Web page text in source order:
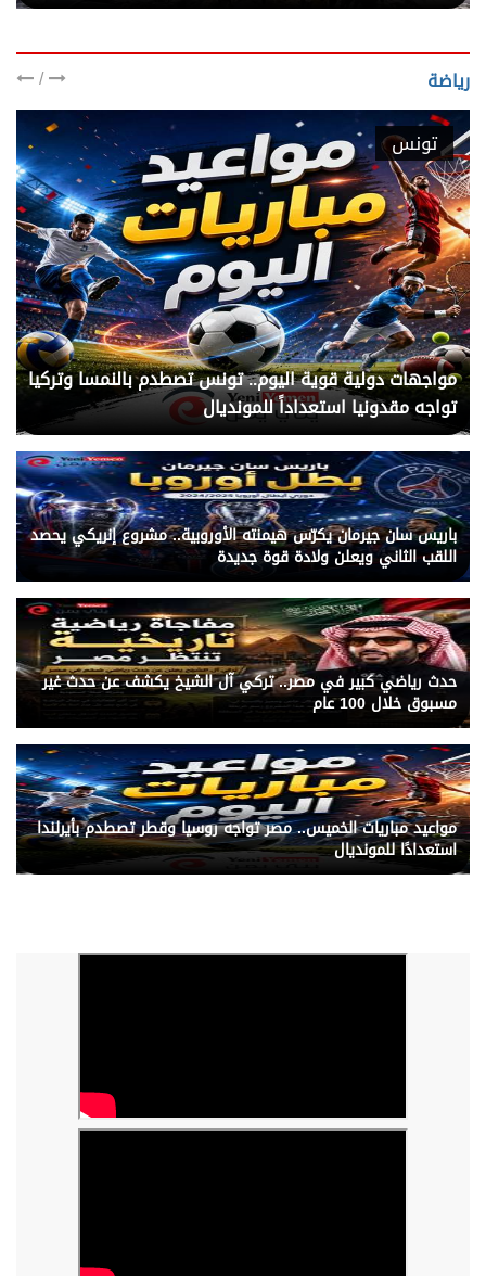
رياضة /
تونس
مواجهات دولية قوية اليوم.. تونس تصطدم بالنمسا وتركيا
تواجه مقدونيا استعداداً للمونديال
باريس سان جيرمان يكرّس هيمنته الأوروبية.. مشروع إنريكي يحصد
اللقب الثاني ويعلن ولادة قوة جديدة
حدث رياضي كبير في مصر.. تركي آل الشيخ يكشف عن حدث غير
مسبوق خلال 100 عام
مواعيد مباريات الخميس.. مصر تواجه روسيا وقطر تصطدم بأيرلندا
استعدادًا للمونديال